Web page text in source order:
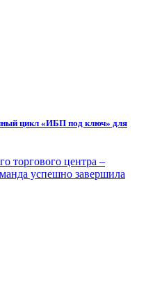
цикл «ИБП под ключ» для
торгового центра –
успешно завершила